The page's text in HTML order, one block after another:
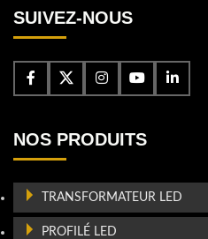
SUIVEZ-NOUS
NOS PRODUITS
TRANSFORMATEUR LED
PROFILÉ LED